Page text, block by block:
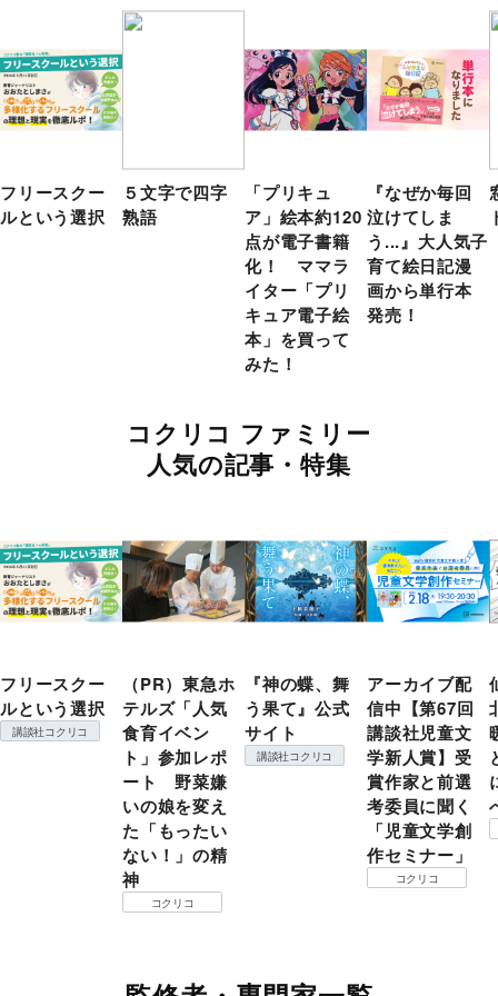
フリースクー
ルという選択
５文字で四字
熟語
「プリキュ
ア」絵本約120
点が電子書籍
化！ ママラ
イター「プリ
キュア電子絵
本」を買って
みた！
『なぜか毎回
泣けてしま
う...』大人気子
育て絵日記漫
画から単行本
発売！
コクリコ ファミリー
人気の記事・特集
フリースクー
ルという選択
講談社コクリコ
（PR）東急ホ
テルズ「人気
食育イベン
ト」参加レポ
ート 野菜嫌
いの娘を変え
た「もったい
ない！」の精
神
コクリコ
『神の蝶、舞
う果て』公式
サイト
講談社コクリコ
アーカイブ配
信中【第67回
講談社児童文
学新人賞】受
賞作家と前選
考委員に聞く
「児童文学創
作セミナー」
コクリコ